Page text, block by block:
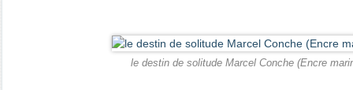
le destin de solitude Marcel Conche (Encre